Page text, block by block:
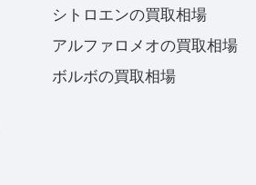
シトロエンの買取相場
アルファロメオの買取相場
ボルボの買取相場